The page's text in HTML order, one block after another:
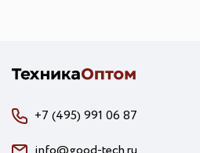
+7 (495) 991 06 87